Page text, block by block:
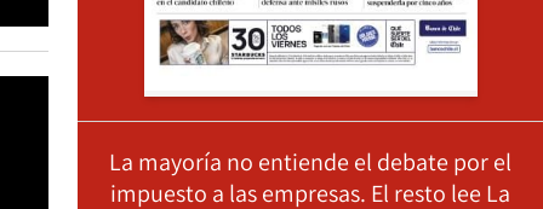
La mayoría no entiende el debate por el
impuesto a las empresas. El resto lee La